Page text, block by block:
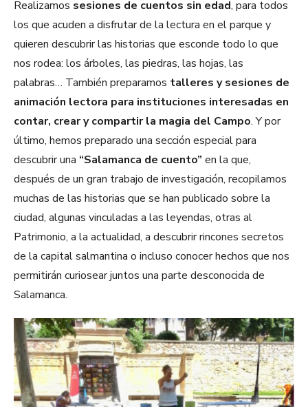
Realizamos sesiones de cuentos sin edad, para todos
los que acuden a disfrutar de la lectura en el parque y
quieren descubrir las historias que esconde todo lo que
nos rodea: los árboles, las piedras, las hojas, las
palabras… También preparamos talleres y sesiones de
animación lectora para instituciones interesadas en
contar, crear y compartir la magia del Campo. Y por
último, hemos preparado una sección especial para
descubrir una “Salamanca de cuento” en la que,
después de un gran trabajo de investigación, recopilamos
muchas de las historias que se han publicado sobre la
ciudad, algunas vinculadas a las leyendas, otras al
Patrimonio, a la actualidad, a descubrir rincones secretos
de la capital salmantina o incluso conocer hechos que nos
permitirán curiosear juntos una parte desconocida de
Salamanca.